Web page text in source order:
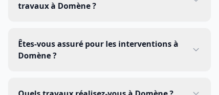
travaux à Domène ?
Êtes-vous assuré pour les interventions à
Domène ?